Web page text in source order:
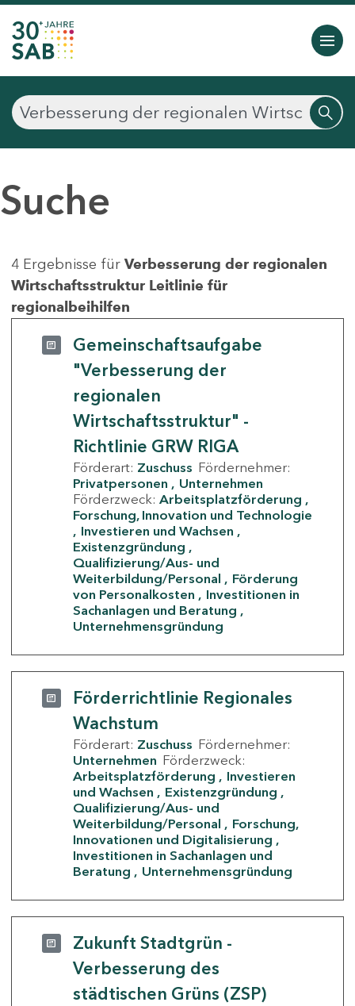
Suche
4 Ergebnisse für Verbesserung der regionalen
Wirtschaftsstruktur Leitlinie für
regionalbeihilfen
Gemeinschaftsaufgabe
"Verbesserung der
regionalen
Wirtschaftsstruktur" -
Richtlinie GRW RIGA
Förderart: Zuschuss Fördernehmer:
Privatpersonen
Unternehmen
Förderzweck: Arbeitsplatzförderung
Forschung, Innovation und Technologie
Investieren und Wachsen
Existenzgründung
Qualifizierung/Aus- und
Weiterbildung/Personal
Förderung
von Personalkosten
Investitionen in
Sachanlagen und Beratung
Unternehmensgründung
Förderrichtlinie Regionales
Wachstum
Förderart: Zuschuss Fördernehmer:
Unternehmen Förderzweck:
Arbeitsplatzförderung
Investieren
und Wachsen
Existenzgründung
Qualifizierung/Aus- und
Weiterbildung/Personal
Forschung,
Innovationen und Digitalisierung
Investitionen in Sachanlagen und
Beratung
Unternehmensgründung
Zukunft Stadtgrün -
Verbesserung des
städtischen Grüns (ZSP)